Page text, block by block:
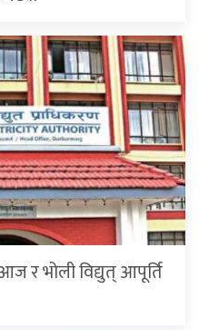
र भोली विद्युत् आपूर्ति